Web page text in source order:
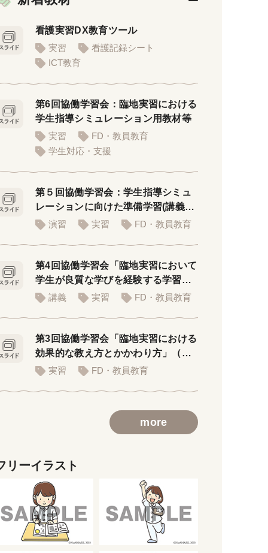
看護実習DX教育ツール
実習
看護記録シート
ICT教育
第6回協働学習会：臨地実習における
学生指導シミュレーション用教材等
実習
FD・教員教育
学生対応・支援
第５回協働学習会：学生指導シミュ
レーションに向けた準備学習(講義者
用PPT)
演習 実習 FD・教員教育
第4回協働学習会「臨地実習において
学生が良質な学びを経験する学習環
境」講義 実習 FD・教員教育
第3回協働学習会「臨地実習における
効果的な教え方とかかわり方」（講
義用スライド）
実習 FD・教員教育
more
リーイラスト